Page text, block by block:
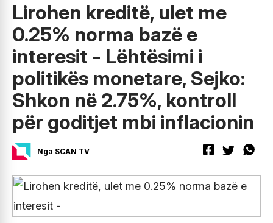
Lirohen kreditë, ulet me
0.25% norma bazë e
interesit - Lëhtësimi i
politikës monetare, Sejko:
Shkon në 2.75%, kontroll
për goditjet mbi inflacionin
Nga SCAN TV